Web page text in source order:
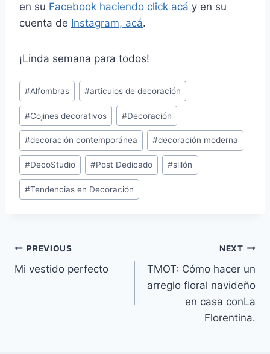
en su Facebook haciendo click acá y en su
cuenta de Instagram, acá.
¡Linda semana para todos!
Post
Tags:
#Alfombras #articulos de decoración
#Cojines decorativos #Decoración
#decoración contemporánea #decoración moderna
#DecoStudio #Post Dedicado #sillón
#Tendencias en Decoración
Navegación
de
PREVIOUS
Mi vestido perfecto
NEXT
TMOT: Cómo hacer un
arreglo floral navideño
en casa conLa
Florentina.